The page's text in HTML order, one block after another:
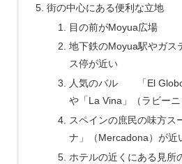
街の中心にある便利な立地
目の前がMoyua広場
地下鉄のMoyua駅やガス
ス停が近い
人気のバル 「El Globo
や「La Vina」（ラビー
スペインの庶民の味方ス
ナ」（Mercadona）が近
ホテルの近くにある見所